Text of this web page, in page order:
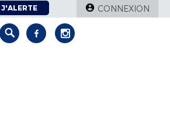
J'ALERTE CONNEXION